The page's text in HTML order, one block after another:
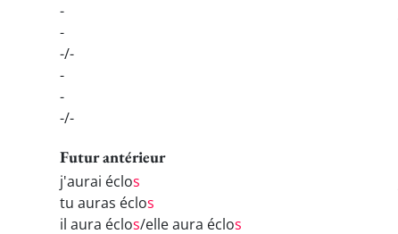
-
-
-/-
-
-
-/-
Futur antérieur
j'aurai éclos
tu auras éclos
il aura éclos/elle aura éclos